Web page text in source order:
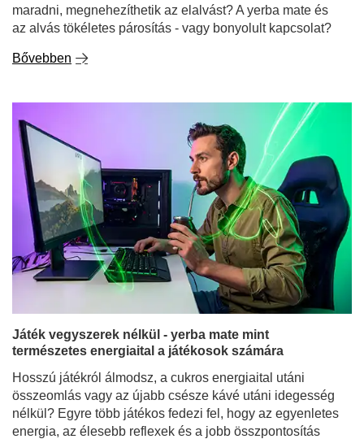
maradni, megnehezíthetik az elalvást? A yerba mate és
az alvás tökéletes párosítás - vagy bonyolult kapcsolat?
Bővebben
Játék vegyszerek nélkül - yerba mate mint
természetes energiaital a játékosok számára
Hosszú játékról álmodsz, a cukros energiaital utáni
összeomlás vagy az újabb csésze kávé utáni idegesség
nélkül? Egyre több játékos fedezi fel, hogy az egyenletes
energia, az élesebb reflexek és a jobb összpontosítás